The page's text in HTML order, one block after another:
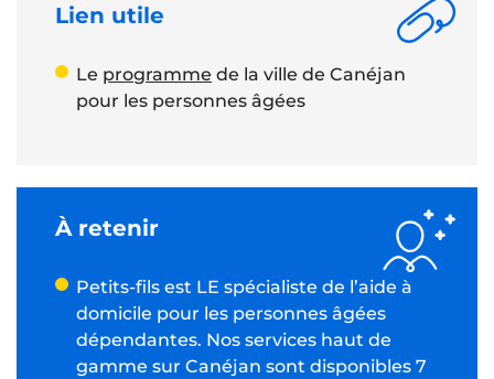
Lien utile
Le programme de la ville de Canéjan
pour les personnes âgées
À retenir
Petits-fils est LE spécialiste de l’aide à
domicile pour les personnes âgées
dépendantes. Nos services haut de
gamme sur Canéjan sont disponibles 7